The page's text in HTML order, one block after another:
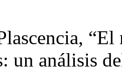
un análisis